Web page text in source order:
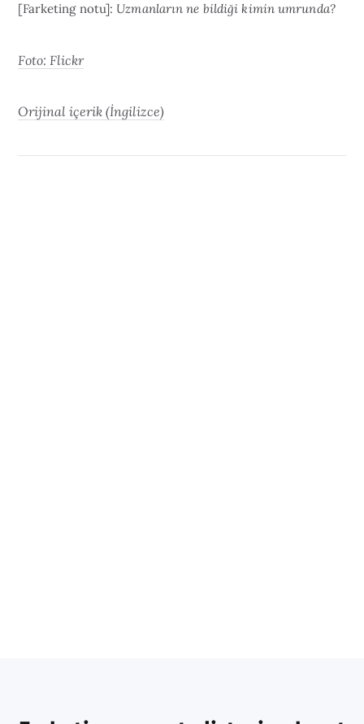
[Farketing notu]: Uzmanların ne bildiği kimin umrunda?
Foto: Flickr
Orijinal içerik (İngilizce)